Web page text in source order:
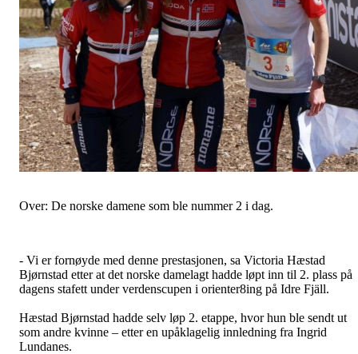
Over: De norske damene som ble nummer 2 i dag.
- Vi er fornøyde med denne prestasjonen, sa Victoria Hæstad
Bjørnstad etter at det norske damelagt hadde løpt inn til 2. plass på
dagens stafett under verdenscupen i orienter8ing på Idre Fjäll.
Hæstad Bjørnstad hadde selv løp 2. etappe, hvor hun ble sendt ut
som andre kvinne – etter en upåklagelig innledning fra Ingrid
Lundanes.